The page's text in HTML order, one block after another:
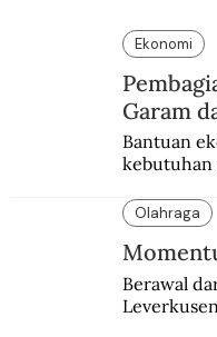
Ekonomi
Garam
Bantuan
kebutuhan
peringatan
Olahraga
Berawal